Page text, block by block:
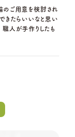
のご用意を検討され
きたらいいなと思い
人が手作りしたも